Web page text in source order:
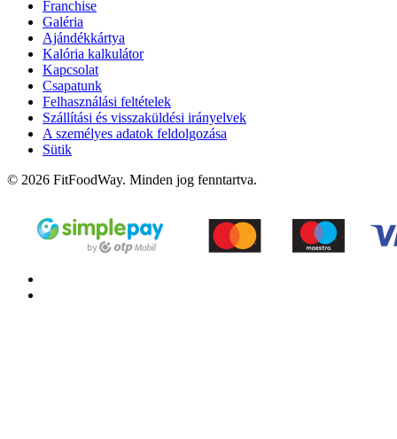
Franchise
Galéria
Ajándékkártya
Kalória kalkulátor
Kapcsolat
Csapatunk
Felhasználási feltételek
Szállítási és visszaküldési irányelvek
A személyes adatok feldolgozása
Sütik
© 2026 FitFoodWay. Minden jog fenntartva.